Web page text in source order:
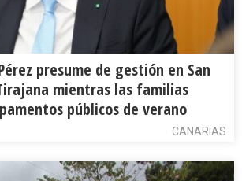
presume de gestión en San
mientras las familias
públicos de verano
CANARIAS